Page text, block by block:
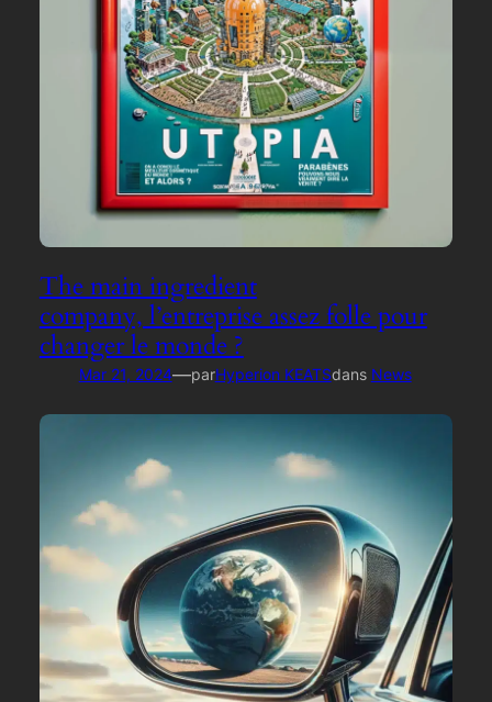
The main ingredient
company, l’entreprise assez folle pour
changer le monde ?
Mar 21, 2024—parHyperion KEATSdans News